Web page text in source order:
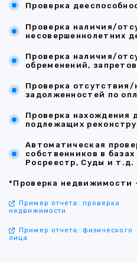
Проверка
Проверка наличия/
несовершеннолетних
Проверка наличия/
обременений, запретов
Проверка отсутствия/
задолженностей по
Проверка нахождения
подлежащих
Автоматическая
собственников в
Росреестр, Суды и т.д.
*Проверка недвижимости
Пример отчета: проверка
недвижимости
Пример отчета: физического
лица